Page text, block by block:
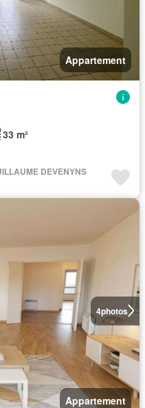
Appartement
33 m²
DEVENYNS
4photos
Appartement